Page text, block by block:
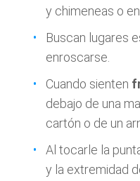
y chimeneas o en
Buscan lugares
enroscarse.
Cuando sienten
debajo de una
cartón o de un
Al tocarle la
y la extremidad